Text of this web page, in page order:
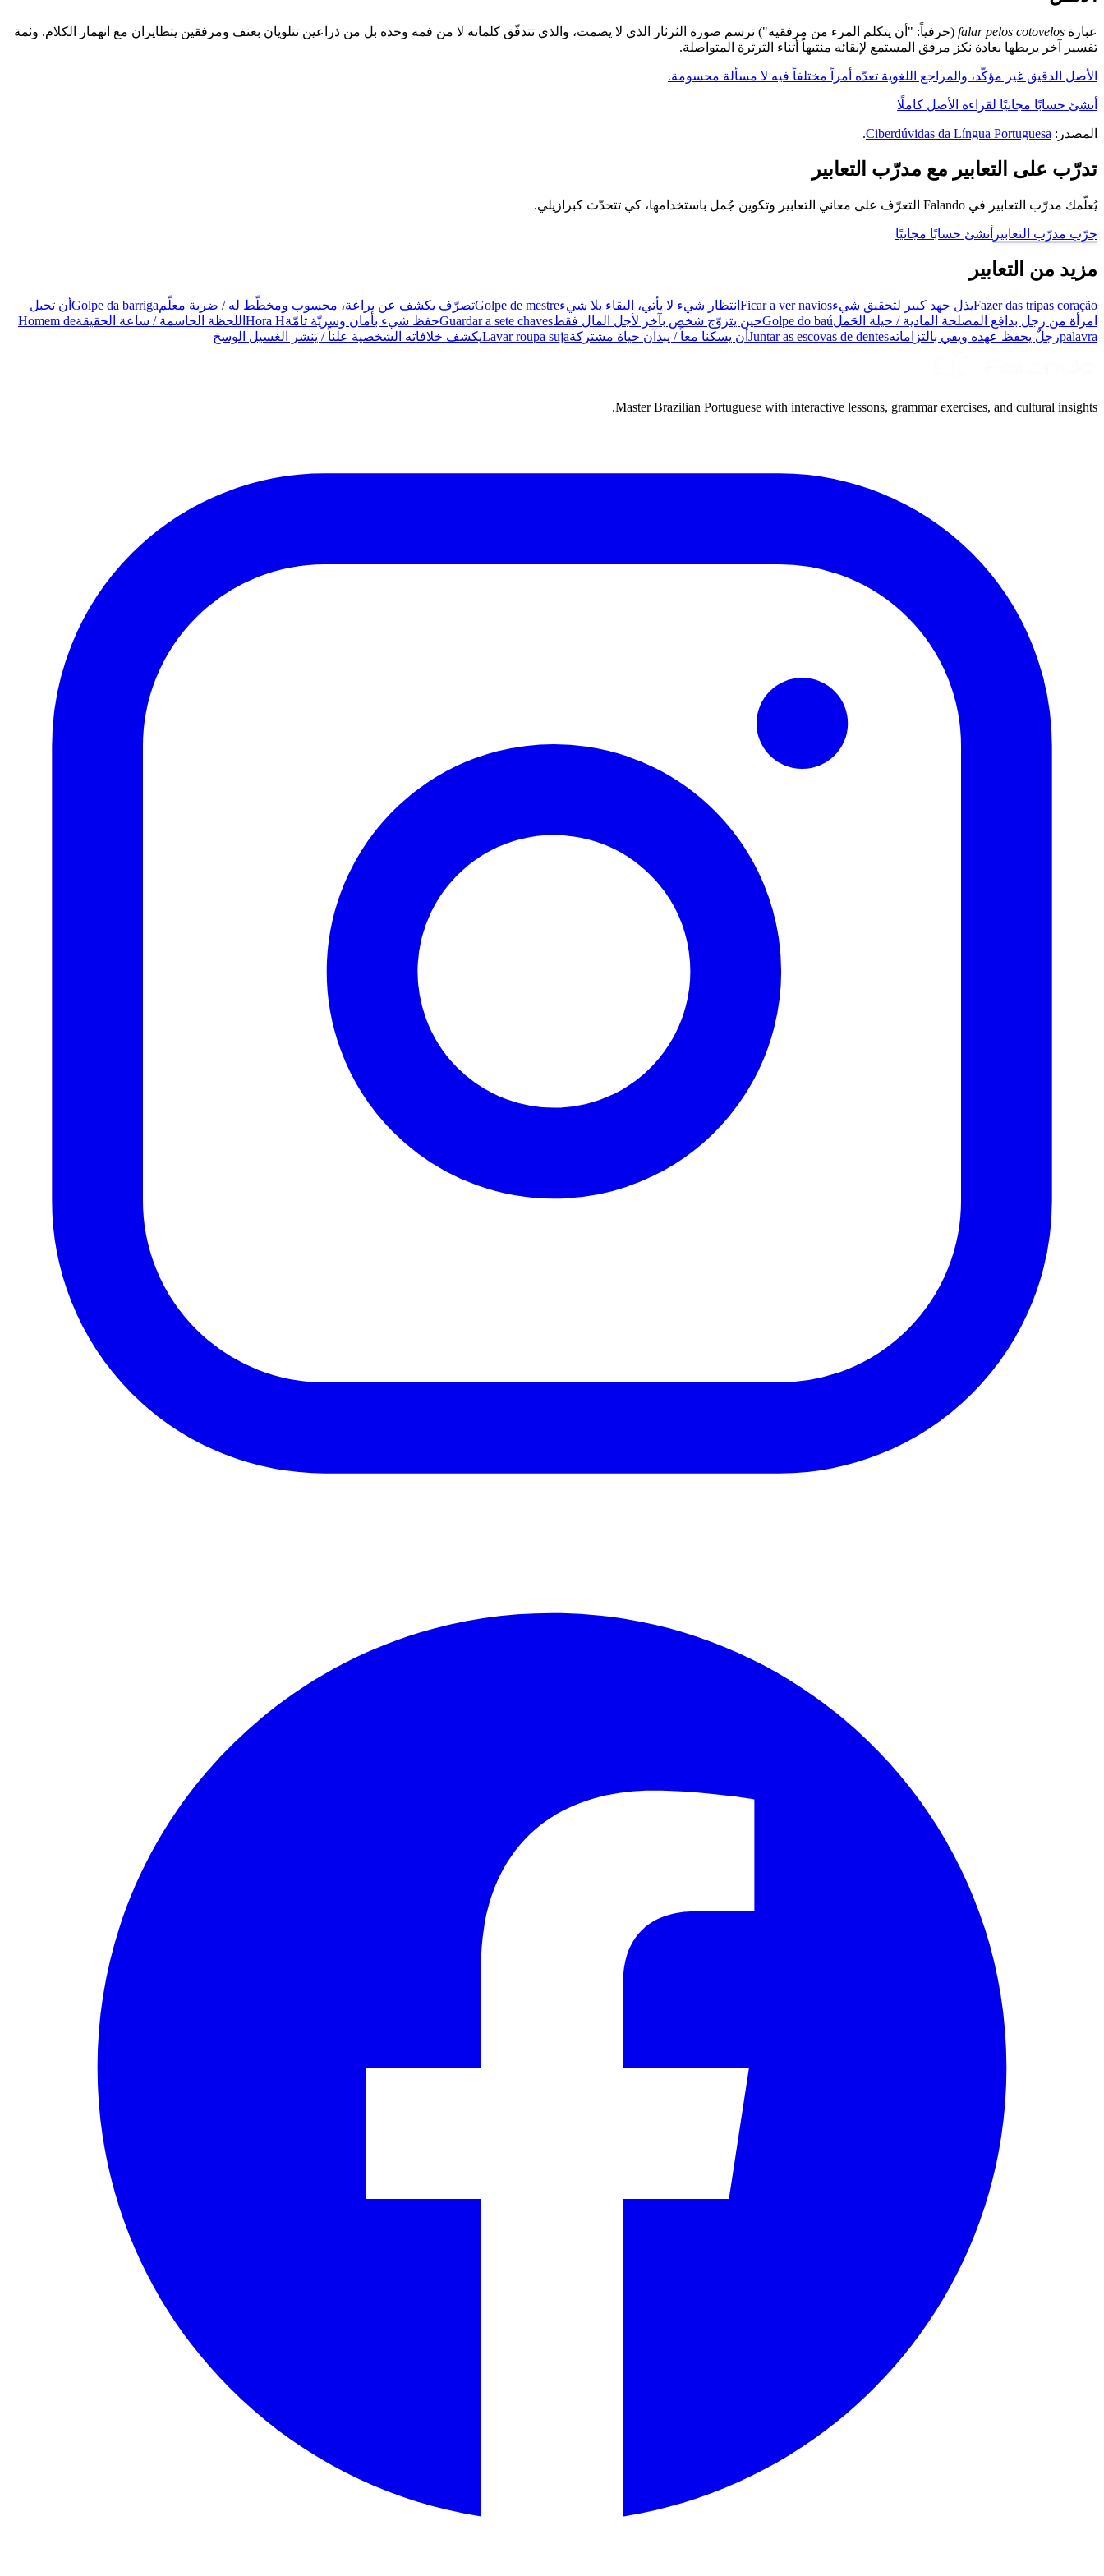
عبارة falar pelos cotovelos (حرفياً: "أن يتكلم المرء من مرفقيه") ترسم صورة الثرثار الذي لا يصمت، والذي تتدفّق كلماته لا من فمه وحده بل من ذراعين تتلويان بعنف ومرفقين يتطايران مع انهمار الكلام. وثمة
تفسير آخر يربطها بعادة نكز مرفق المستمع لإبقائه منتبهاً أثناء الثرثرة المتواصلة.
الأصل الدقيق غير مؤكّد، والمراجع اللغوية تعدّه أمراً مختلفاً فيه لا مسألة محسومة.
أنشئ حسابًا مجانيًا لقراءة الأصل كاملًا
المصدر: Ciberdúvidas da Língua Portuguesa
.
تدرّب على التعابير مع مدرّب التعابير
يُعلّمك مدرّب التعابير في Falando التعرّف على معاني التعابير وتكوين جُمل باستخدامها، كي تتحدّث كبرازيلي.
جرّب مدرّب التعابير أنشئ حسابًا مجانيًا
مزيد من التعابير
Fazer das tripas coraçãoبذل جهد كبير لتحقيق شيءFicar a ver navios انتظار شيء لا يأتي، البقاء بلا شيءGolpe de mestreتصرّف يكشف عن براعة، محسوب ومخطّط له / ضربة معلّمGolpe da barriga أن تحبل
امرأة من رجل بدافع المصلحة المادية / حيلة الحَملGolpe do baúحين يتزوّج شخص بآخر لأجل المال فقطGuardar a sete chavesحفظ شيء بأمان وسريّة تامّةHora H اللحظة الحاسمة / ساعة الحقيقةHomem de
palavraرجلٌ يحفظ عهده ويفي بالتزاماتهJuntar as escovas de dentes أن يسكنا معاً / يبدآن حياة مشتركةLavar roupa sujaيكشف خلافاته الشخصية علناً / يَنشر الغسيل الوسخ
Master Brazilian Portuguese with interactive lessons, grammar exercises, and cultural insights.